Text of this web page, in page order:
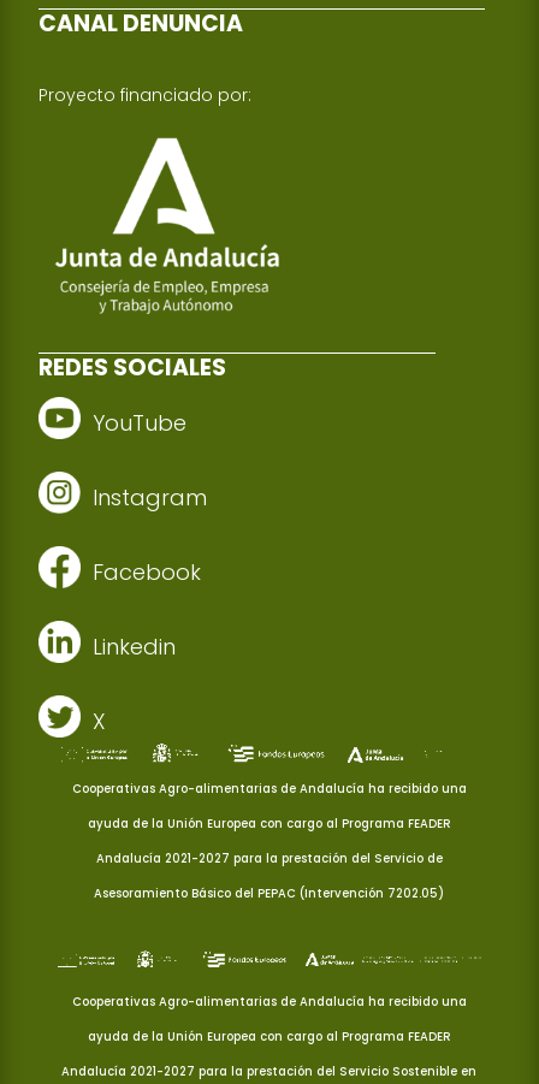
CANAL DENUNCIA
Proyecto financiado por:
REDES SOCIALES
YouTube
Instagram
Facebook
Linkedin
X
Cooperativas Agro-alimentarias de Andalucía ha recibido una
ayuda de la Unión Europea con cargo al Programa FEADER
Andalucía 2021-2027 para la prestación del Servicio de
Asesoramiento Básico del PEPAC (Intervención 7202.05)
Cooperativas Agro-alimentarias de Andalucía ha recibido una
ayuda de la Unión Europea con cargo al Programa FEADER
Andalucía 2021-2027 para la prestación del Servicio Sostenible en